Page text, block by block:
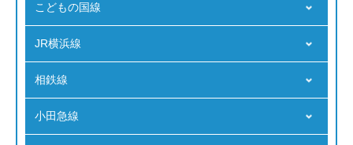
こどもの国線
JR横浜線
相鉄線
小田急線